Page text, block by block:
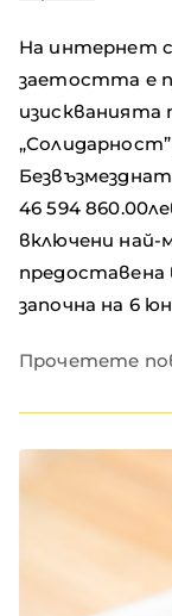
На интернет
заетостта е
изискванията
46 594
включени най-
предоставена
започна на 6
Прочетете